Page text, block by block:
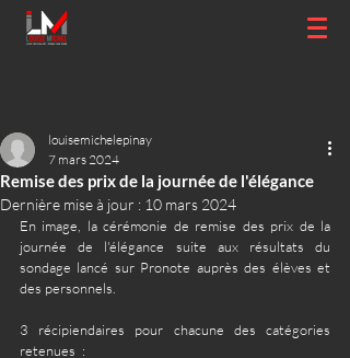
Remise des prix de la journée de l'élégance
louisemichelepinay
7 mars 2024
Dernière mise à jour : 10 mars 2024
En image, la cérémonie de remise des prix de la
journée de l'élégance suite aux résultats du
sondage lancé sur Pronote auprès des élèves et
des personnels.
3 récipiendaires pour chacune des catégories
retenues  :